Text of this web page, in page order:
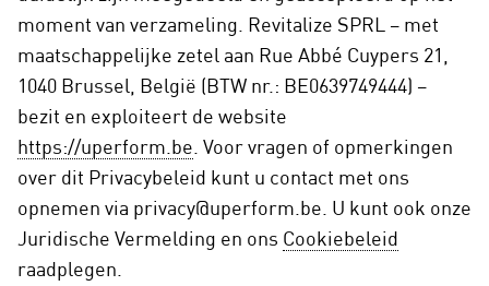
moment van verzameling. Revitalize SPRL – met
maatschappelijke zetel aan Rue Abbé Cuypers 21,
1040 Brussel, België (BTW nr.: BE0639749444) –
bezit en exploiteert de website
https://uperform.be. Voor vragen of opmerkingen
over dit Privacybeleid kunt u contact met ons
opnemen via privacy@uperform.be. U kunt ook onze
Juridische Vermelding en ons Cookiebeleid
raadplegen.